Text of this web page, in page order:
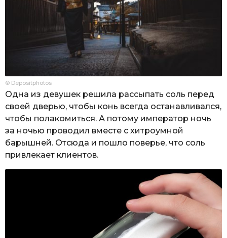
© Depositphotos
Одна из девушек решила рассыпать соль перед
своей дверью, чтобы конь всегда останавливался,
чтобы полакомиться. А потому император ночь
за ночью проводил вместе с хитроумной
барышней. Отсюда и пошло поверье, что соль
привлекает клиентов.